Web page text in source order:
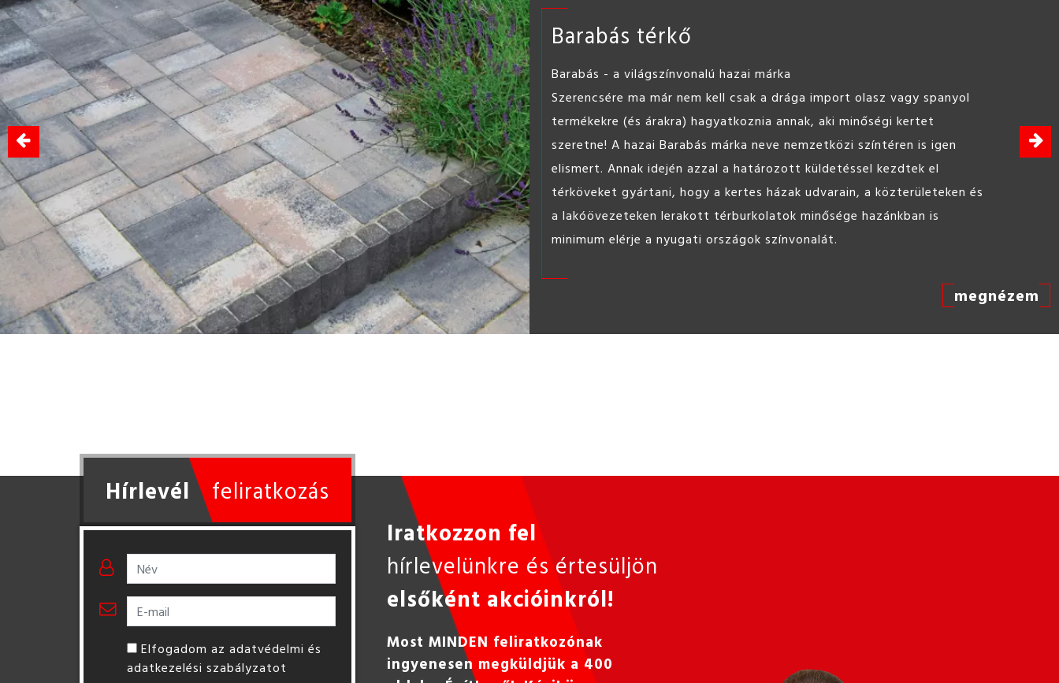
ST line Hobbybeton 25kg
Könnyen bedolgozható, felhasználásra kész beton,
barkács célokra.
Hírlevél feliratkozás
Elfogadom az adatvédelmi és
adatkezelési szabályzatot
Iratkozzon fel
hírlevelünkre és értesüljön
elsőként akcióinkról!
Most MINDEN feliratkozónak
ingyenesen megküldjük a 400